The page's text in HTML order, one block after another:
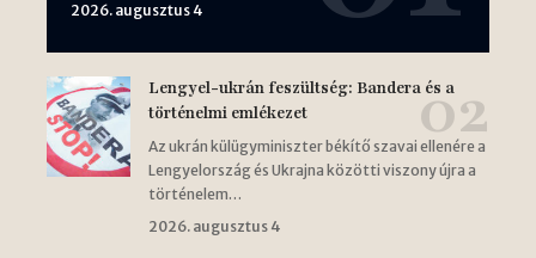
2026. augusztus 4
Lengyel-ukrán feszültség: Bandera és a
történelmi emlékezet
Az ukrán külügyminiszter békítő szavai ellenére a
Lengyelország és Ukrajna közötti viszony újra a
történelem…
2026. augusztus 4